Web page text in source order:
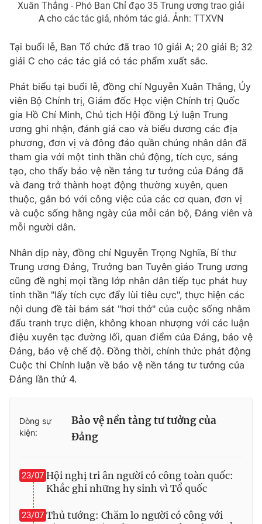
Thị trường 24h Tấm lòng Việt
VTV4 Vươn mình bằng AI
Liên hệ tòa soạn English
THỜI BÁO VTV
Theo dõi báo trên
Cơ quan chủ quản:
Đài Truyền hình Việt Nam
Cơ quan báo chí:
Thời báo VTV
Giấy phép hoạt động báo in và báo điện tử số 483/GP-BTTTT
cấp ngày 29/12/2023
Tổng Biên tập:Vũ Thanh Thủy
Phó Tổng Biên tập:Nguyễn Thị Mỹ Hạnh, Phạm Quốc Thắng,
Nguyễn Trọng Ninh
Tổng đài VTV:024.38 355 931 - 024.38 355 932
Ðiện thoại Thời báo VTV:
Liên hệ quảng cáo:
024-7300.7108
Xuân Thắng - Phó Ban Chỉ đạo 35 Trung ương trao giải
A cho các tác giả, nhóm tác giả. Ảnh: TTXVN
Tại buổi lễ, Ban Tổ chức đã trao 10 giải A; 20 giải B; 32
giải C cho các tác giả có tác phẩm xuất sắc.
Phát biểu tại buổi lễ, đồng chí Nguyễn Xuân Thắng, Ủy
viên Bộ Chính trị, Giám đốc Học viện Chính trị Quốc
gia Hồ Chí Minh, Chủ tịch Hội đồng Lý luận Trung
ương ghi nhận, đánh giá cao và biểu dương các địa
phương, đơn vị và đông đảo quần chúng nhân dân đã
tham gia với một tinh thần chủ động, tích cực, sáng
tạo, cho thấy bảo vệ nền tảng tư tưởng của Đảng đã
và đang trở thành hoạt động thường xuyên, quen
thuộc, gắn bó với công việc của các cơ quan, đơn vị
và cuộc sống hằng ngày của mỗi cán bộ, Đảng viên và
mỗi người dân.
Nhân dịp này, đồng chí Nguyễn Trọng Nghĩa, Bí thư
Trung ương Đảng, Trưởng ban Tuyên giáo Trung ương
cũng đề nghị mọi tầng lớp nhân dân tiếp tục phát huy
tinh thần "lấy tích cực đẩy lùi tiêu cực", thực hiện các
nội dung đề tài bám sát "hơi thở" của cuộc sống nhằm
đấu tranh trực diện, không khoan nhượng với các luận
điệu xuyên tạc đường lối, quan điểm của Đảng, bảo vệ
Đảng, bảo vệ chế độ. Đồng thời, chính thức phát động
Cuộc thi Chính luận về bảo vệ nền tảng tư tưởng của
Đảng lần thứ 4.
Dòng sự
kiện:
Bảo vệ nền tảng tư tưởng của
Đảng
23/07 Hội nghị tri ân người có công toàn quốc:
Khắc ghi những hy sinh vì Tổ quốc
23/07 Thủ tướng: Chăm lo người có công với